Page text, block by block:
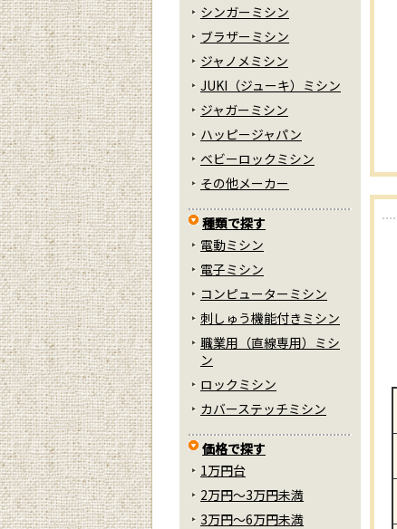
シンガーミシン
ブラザーミシン
ジャノメミシン
JUKI（ジューキ）ミシン
ジャガーミシン
ハッピージャパン
ベビーロックミシン
その他メーカー
種類で探す
電動ミシン
電子ミシン
コンピューターミシン
刺しゅう機能付きミシン
職業用（直線専用）ミシ
ン
ロックミシン
カバーステッチミシン
価格で探す
1万円台
2万円～3万円未満
3万円～6万円未満